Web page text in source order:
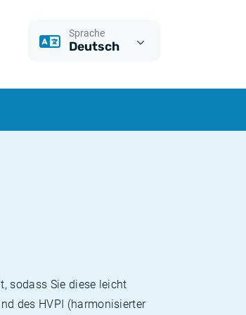
Sprache
Deutsch
sodass Sie diese leicht
des HVPI (harmonisierter